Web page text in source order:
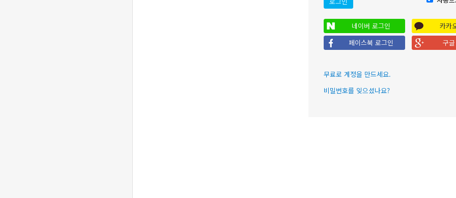
네이버 로그인
카카
페이스북 로그인
구
무료로 계정을 만드세요.
비밀번호를 잊으셨나요?